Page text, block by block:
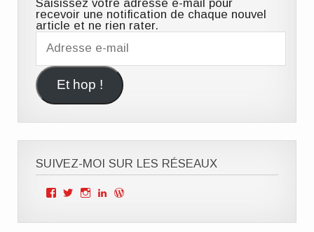
Saisissez votre adresse e-mail pour
recevoir une notification de chaque nouvel
article et ne rien rater.
Adresse
Et hop !
SUIVEZ-MOI SUR LES RÉSEAUX
Voir
de
Voir
de
Voir
de
Voir
de de